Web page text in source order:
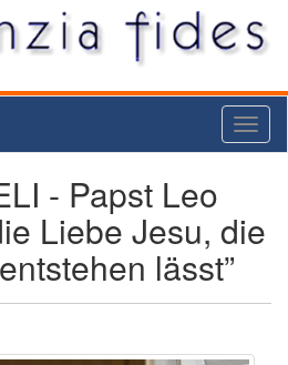
- Papst Leo
Liebe Jesu, die
lässt”